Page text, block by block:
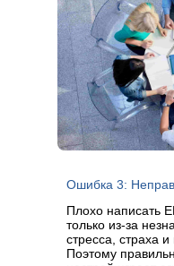
Плохо написать
только из-за
стресса, страха
Поэтому
Ошибка 3: